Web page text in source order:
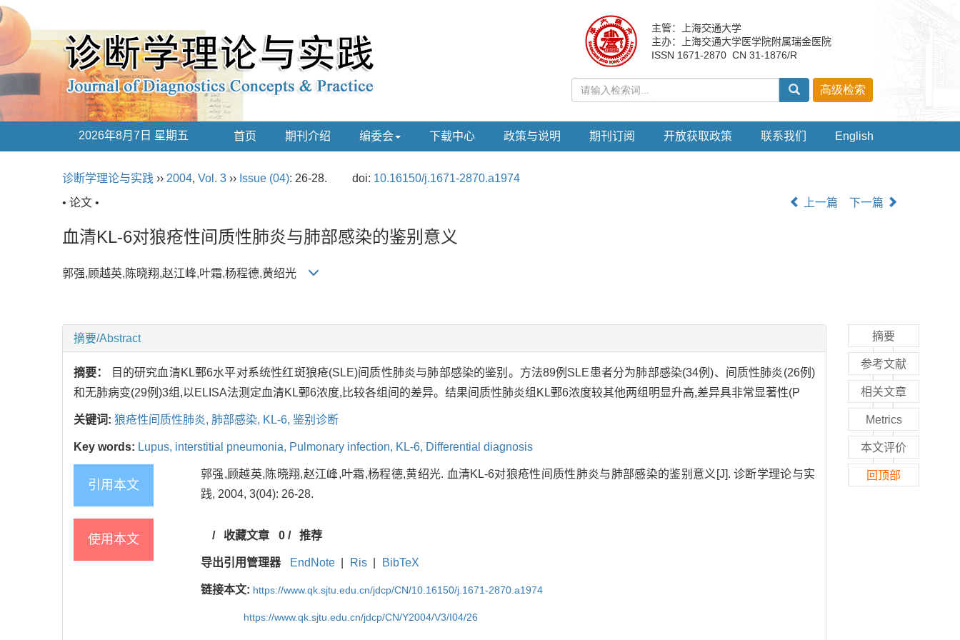
主管：上海交通大学
主办：上海交通大学医学院附属瑞金医院
ISSN 1671-2870 CN 31-1876/R
2026年8月7日 星期五 首页 期刊介绍 编委会 下载中心 政策与说明 期刊订阅 开放获取政策 联系我们 English
诊断学理论与实践 ›› 2004, Vol. 3 ›› Issue (04): 26-28. doi: 10.16150/j.1671-2870.a1974
• 论文 •
上一篇 下一篇
血清KL-6对狼疮性间质性肺炎与肺部感染的鉴别意义
郭强,顾越英,陈晓翔,赵江峰,叶霜,杨程德,黄绍光
摘要/Abstract
摘要：
目的研究血清KL鄄6水平对系统性红斑狼疮(SLE)间质性肺炎与肺部感染的鉴别。方法89例SLE患者分为肺部感染(34例)、间质性肺炎(26例)
和无肺病变(29例)3组,以ELISA法测定血清KL鄄6浓度,比较各组间的差异。结果间质性肺炎组KL鄄6浓度较其他两组明显升高,差异具非常显著性(P
关键词: 狼疮性间质性肺炎, 肺部感染, KL-6, 鉴别诊断
Key words: Lupus, interstitial pneumonia, Pulmonary infection, KL-6, Differential diagnosis
引用本文
郭强,顾越英,陈晓翔,赵江峰,叶霜,杨程德,黄绍光. 血清KL-6对狼疮性间质性肺炎与肺部感染的鉴别意义[J]. 诊断学理论与实
践, 2004, 3(04): 26-28.
使用本文 / 收藏文章 0/ 推荐
导出引用管理器 EndNote Ris BibTeX
链接本文: https://www.qk.sjtu.edu.cn/jdcp/CN/10.16150/j.1671-2870.a1974
https://www.qk.sjtu.edu.cn/jdcp/CN/Y2004/V3/I04/26
摘要
参考文献
相关文章
Metrics
本文评价
回顶部